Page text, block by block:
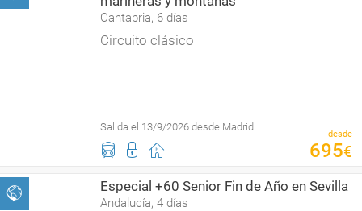
Cantabria, 6 días
Circuito clásico
Salida el 13/9/2026 desde Madrid
desde
695€
Especial +60 Senior Fin de Año en Sevilla
Andalucía, 4 días